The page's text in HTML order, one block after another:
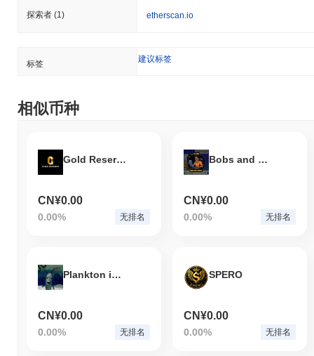
探索者 (1) etherscan.io
标签 建议标签
相似币种
Gold Reserve
CN¥0.00
0.00% 无排名
Bobs and Vagene
CN¥0.00
0.00% 无排名
Plankton in Pain
CN¥0.00
0.00% 无排名
SPERO
CN¥0.00
0.00% 无排名